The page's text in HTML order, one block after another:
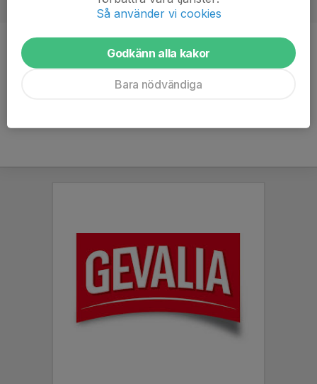
Position
-
Ålder
13 år
Så använder vi cookies
Godkänn alla kakor
Bara nödvändiga